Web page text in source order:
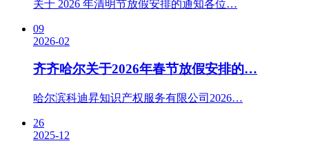
关于 2026 年清明节放假安排的通知各位…
09
2026-02
齐齐哈尔关于2026年春节放假安排的…
哈尔滨科迪昇知识产权服务有限公司2026…
26
2025-12